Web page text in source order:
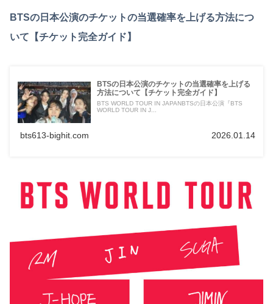
BTSの日本公演のチケットの当選確率を上げる方法につ
いて【チケット完全ガイド】
BTSの日本公演のチケットの当選確率を上げる
方法について【チケット完全ガイド】
BTS WORLD TOUR IN JAPANBTSの日本公演『BTS
WORLD TOUR IN J...
bts613-bighit.com 2026.01.14